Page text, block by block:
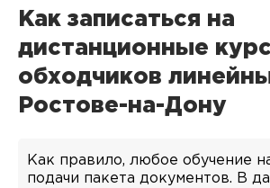
Как записаться на
дистанционные
обходчиков
Ростове-на-Дону
Как правило, любое обучение
подачи пакета документов. В